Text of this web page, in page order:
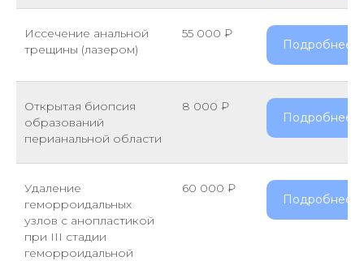
Иссечение анальной
трещины (лазером)
55 000 ₽
Подробнее
Открытая биопсия
образований
перианальной области
8 000 ₽
Подробнее
Удаление
геморроидальных
узлов с анопластикой
при III стадии
геморроидальной
60 000 ₽
Подробнее